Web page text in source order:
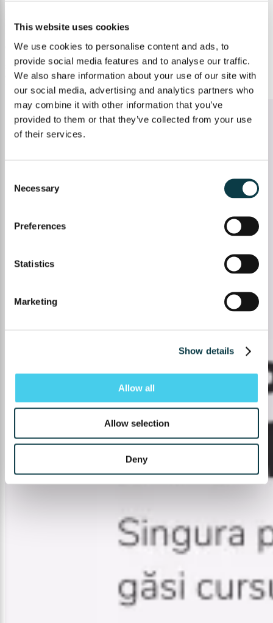
This website uses cookies
We use cookies to personalise content and ads, to
provide social media features and to analyse our traffic.
We also share information about your use of our site with
our social media, advertising and analytics partners who
may combine it with other information that you’ve
provided to them or that they’ve collected from your use
of their services.
Selection
Necessary
Preferences
Statistics
Marketing
Show details
Allow all
Allow selection
Deny
vor fi esentiale in educatie.
domeniul stiintelor, sau daca vrei sa ii oferi sansa unei abordari
interdisciplinare si practice si sa-l implici in alegerea propriei profesii,
structura cursurilor oferite de Upper.school este construita pentru a-i
dezvolta gandirea critica, creativitatea, ingeniozitatea si nu numai. afla mai
multe despre programele Upper.school!